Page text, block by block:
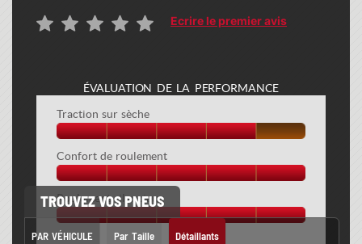
Ecrire le premier avis
ÉVALUATION DE LA PERFORMANCE
Traction sur sèche
Confort de roulement
Roulement silencieux
TROUVEZ VOS PNEUS
PAR VÉHICULE Par Taille Détaillants